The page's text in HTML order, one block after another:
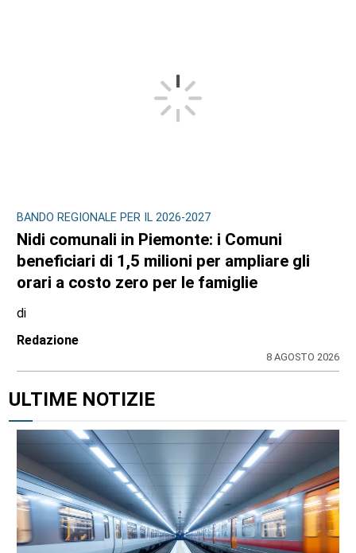
BANDO REGIONALE PER IL 2026-2027
Nidi comunali in Piemonte: i Comuni
beneficiari di 1,5 milioni per ampliare gli
orari a costo zero per le famiglie
di
Redazione
8 AGOSTO 2026
ULTIME NOTIZIE